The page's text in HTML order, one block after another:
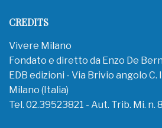
CREDITS
Vivere Milano
Fondato e diretto da Enzo De
EDB edizioni - Via Brivio angolo
Milano (Italia)
Tel. 02.39523821 - Aut. Trib. Mi. n.